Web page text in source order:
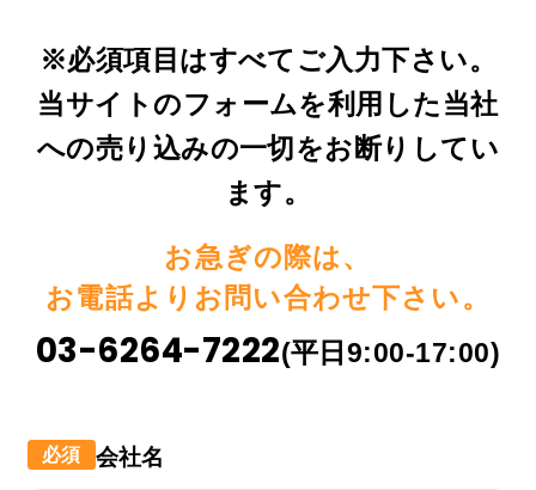
※必須項目はすべてご入力下さい。
当サイトのフォームを利用した当社
への売り込みの一切をお断りしてい
ます。
お急ぎの際は、
お電話よりお問い合わせ下さい。
03-6264-7222(平日9:00-17:00)
会社名